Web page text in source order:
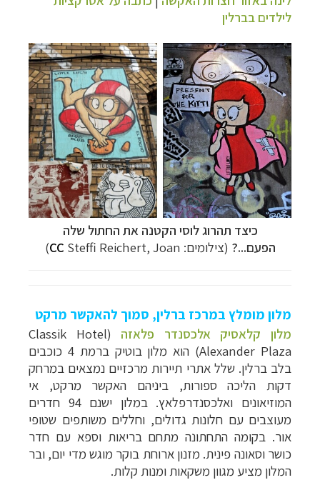
לילדים בברלין
כיצד תהרוג לוסי הקטנה את החתול שלה
הפעם...? (צילומים: CC Steffi Reichert, Joan)
מלון מומלץ במרכז ברלין, סמוך להאקשר מרקט
מלון קלאסיק אלכסנדר פלאזה (
Classik Hotel
Alexander Plaza
) הוא מלון בוטיק ברמת 4 כוכבים
בלב ברלין. שלל אתרי תיירות מרכזיים נמצאים במרחק
דקות הליכה ספורות, ביניהם האקשר מרקט, אי
המוזיאונים ואלכסנדרפלאץ.
במלון ישנם 94 חדרים
מעוצבים עם חלונות גדולים, וחללים משותפים שטופי
אור. בקומה התחתונה מתחם בריאות וספא עם חדר
כושר וסאונה פינית. מזנון ארוחת בוקר מוגש מדי יום, ובר
המלון מציע מגוון משקאות ומנות קלות.